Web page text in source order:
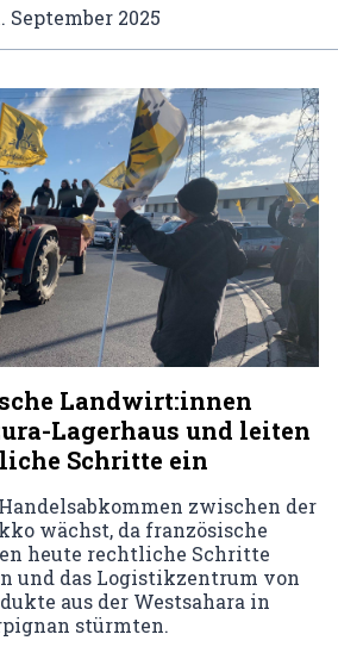
September 2025
Landwirt:innen
Lagerhaus und leiten
Schritte ein
zwischen der
wächst, da französische
heute rechtliche Schritte
und das Logistikzentrum von
aus der Westsahara in
stürmten.